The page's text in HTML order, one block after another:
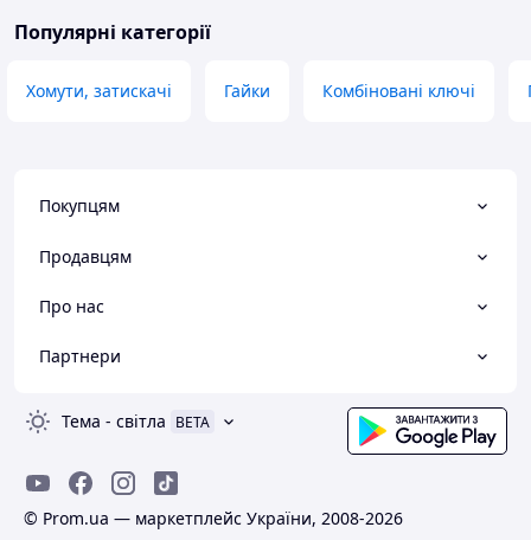
Популярні категорії
Хомути, затискачі Гайки Комбіновані ключі
Покупцям
Продавцям
Про нас
Партнери
Тема - світла BETA
© Prom.ua — маркетплейс України, 2008-2026